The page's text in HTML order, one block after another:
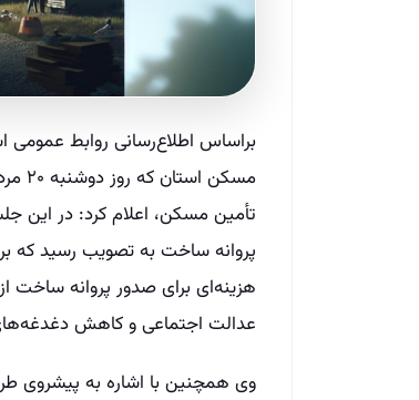
براساس اطلاع‌رسانی روابط عمومی
تأمین مسکن، اعلام کرد: در این
پروانه ساخت به تصویب رسید که
هزینه‌ای برای صدور پروانه ساخت
عدالت اجتماعی و کاهش
وی همچنین با اشاره به پیشروی